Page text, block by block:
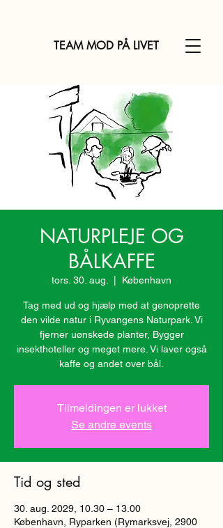
TEAM MOD PÅ LIVET
NATURPLEJE OG
BÅLKAFFE
tors. 30. aug. København
Tag med ud og hjælp med at genoprette
den vilde natur i Ryvangens Naturpark. Vi
fjerner uønskede planter, Bygger
insekthoteller og meget mere. Vi laver også
kaffe og andet over bål.
Tilmeldingen er lukket
Se andre events
Tid og sted
30. aug. 2029, 10.30 – 13.00
København, Ryparken (Rymarksvej, 2900